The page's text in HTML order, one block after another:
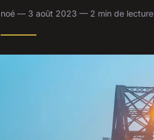
noé — 3 août 2023 — 2 min de lecture